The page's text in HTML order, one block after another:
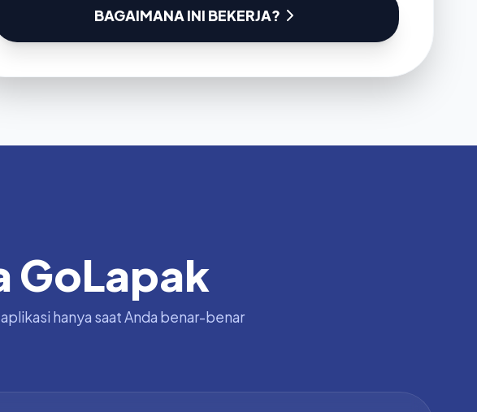
BAGAIMANA INI BEKERJA?
GoLapak
hanya saat Anda benar-benar